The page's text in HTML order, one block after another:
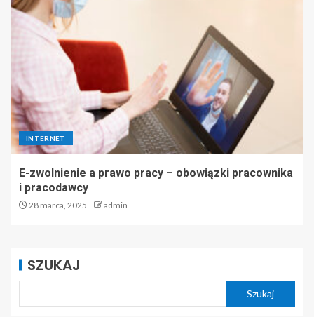
INTERNET
E-zwolnienie a prawo pracy – obowiązki pracownika
i pracodawcy
28 marca, 2025 admin
SZUKAJ
Szukaj